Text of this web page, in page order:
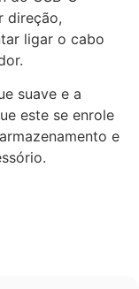
direção,
ligar o cabo
suave e a
este se enrole
e